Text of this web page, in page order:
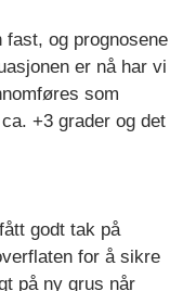
fast, og prognosene
er nå har vi
som
+3 grader og det
godt tak på
for å sikre
på ny grus når